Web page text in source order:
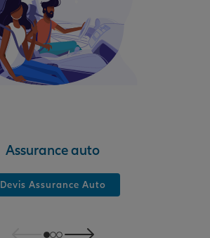
Assurance auto
Devis Assurance Auto